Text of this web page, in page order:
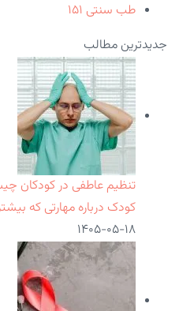
طب سنتی ۱۵۱
جدیدترین مطالب
تنظیم عاطفی در کودکان
کودک درباره مهارتی که
۱۴۰۵-۰۵-۱۸